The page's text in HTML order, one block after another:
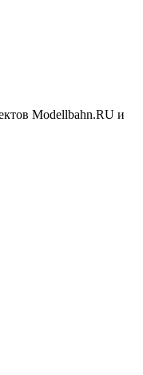
Modellbahn.RU и